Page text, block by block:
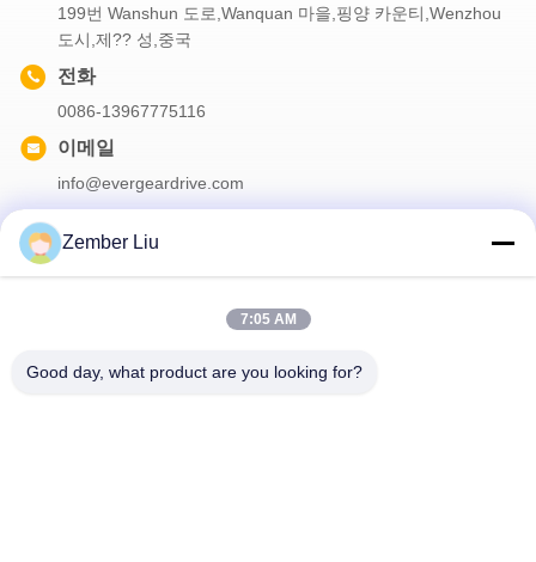
199번 Wanshun 도로,Wanquan 마을,핑양 카운티,Wenzhou
도시,제?? 성,중국
전화
0086-13967775116
이메일
info@evergeardrive.com
Zember Liu
7:05 AM
Good day, what product are you looking for?